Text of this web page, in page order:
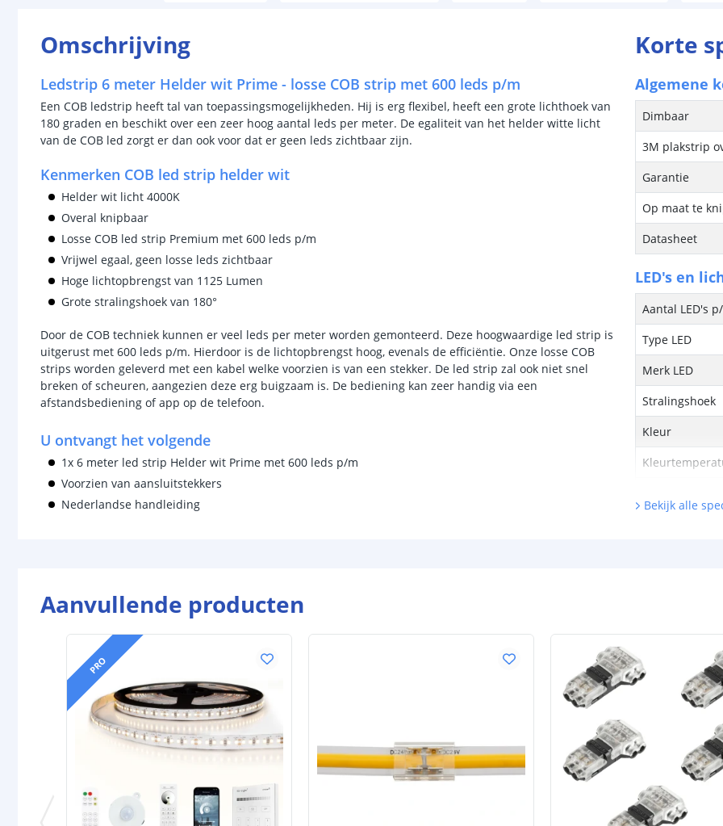
Omschrijving
Ledstrip 6 meter Helder wit Prime - losse COB strip met 600 leds p/m
Een COB ledstrip heeft tal van toepassingsmogelijkheden. Hij is erg flexibel, heeft een grote lichthoek van
180 graden en beschikt over een zeer hoog aantal leds per meter. De egaliteit van het helder witte licht
van de COB led zorgt er dan ook voor dat er geen leds zichtbaar zijn.
Kenmerken COB led strip helder wit
Helder wit licht 4000K
Overal knipbaar
Losse COB led strip Premium met 600 leds p/m
Vrijwel egaal, geen losse leds zichtbaar
Hoge lichtopbrengst van 1125 Lumen
Grote stralingshoek van 180°
Door de COB techniek kunnen er veel leds per meter worden gemonteerd. Deze hoogwaardige led strip is
uitgerust met 600 leds p/m. Hierdoor is de lichtopbrengst hoog, evenals de efficiëntie. Onze losse COB
strips worden geleverd met een kabel welke voorzien is van een stekker. De led strip zal ook niet snel
breken of scheuren, aangezien deze erg buigzaam is. De bediening kan zeer handig via een
afstandsbediening of app op de telefoon.
U ontvangt het volgende
1x 6 meter led strip Helder wit Prime met 600 leds p/m
Voorzien van aansluitstekkers
Nederlandse handleiding
Korte
Algemene
Dimbaar
3M plakstrip
Garantie
Op maat te
Datasheet
LED's en
Aantal LED's
Type LED
Merk LED
Stralingshoek
Kleur
Lumen per
Watt per LED
Strip
Bescherming
Materiaal
Bekijk alle
Aanvullende producten
PRO